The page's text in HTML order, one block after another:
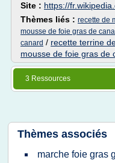
Site : https://
Thèmes liés : recette de
mousse de foie gras de
canard / recette terrine
mousse de foie gras de
3 Ressources
Thèmes associés
marche foie gras